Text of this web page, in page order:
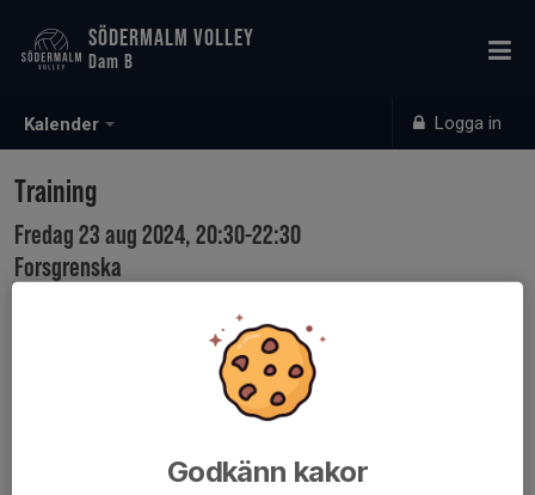
Kalender Logga in
SÖDERMALM VOLLEY
Dam B
Training
Fredag 23 aug 2024, 20:30-22:30
Forsgrenska
Godkänn kakor